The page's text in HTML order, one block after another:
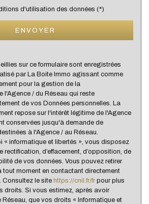
locataires)
15,85 %
de 25 ans
ans
38,49 %
55 ans
27,78 %
par famille
39,63 %
2 enfants
47,76 %
36,79 %
63,21 %
d'utilisation des données (*)
ENVOYER
sur ce formulaire sont enregistrées
par La Boite Immo agissant comme
pour la gestion de la
l'Agence / du Réseau qui reste
de vos Données personnelles. La
repose sur l'intérêt légitime de l'Agence
conservées jusqu'à demande de
à l'Agence / au Réseau.
« informatique et libertés », vous disposez
rectification, d’effacement, d’opposition, de
de vos données. Vous pouvez retirer
tout moment en contactant directement
Consultez le site https://cnil.fr/fr pour plus
droits. Si vous estimez, après avoir
que vos droits « Informatique et